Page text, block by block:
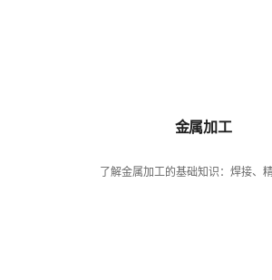
金属加工
了解金属加工的基础知识：焊接、精